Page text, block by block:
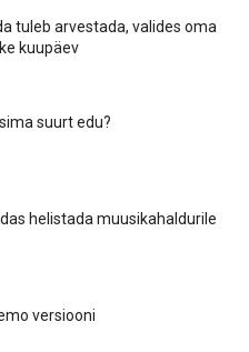
tuleb arvestada, valides oma
kuupäev
suurt edu?
helistada muusikahaldurile
versiooni